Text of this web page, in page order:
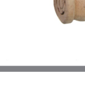
Suntem
mobilierului.
și rafinament